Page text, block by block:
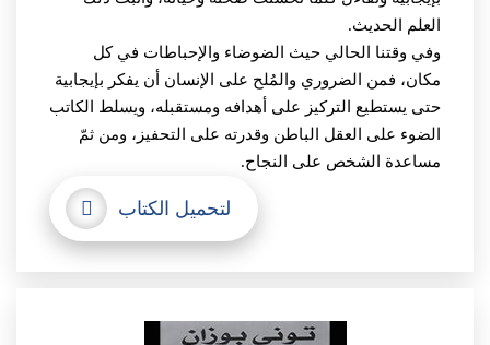
العلم الحديث.
وفي وقتنا الحالي حيث الضوضاء والإحباطات في كل
مكان، فمن الضروري والمُلح على الإنسان أن يفكر بإيجابية
حتى يستطيع التركيز على أهدافه ومستقبله، ويسلط الكاتب
الضوء على العقل الباطن وقدرته على التحفيز، ومن ثمّ
مساعدة الشخص على النجاح.
لتحميل الكتاب